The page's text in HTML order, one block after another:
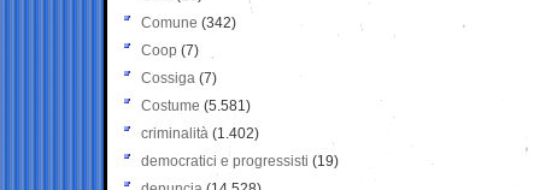
Comune (342)
Coop (7)
Cossiga (7)
Costume (5.581)
criminalità (1.402)
democratici e progressisti (19)